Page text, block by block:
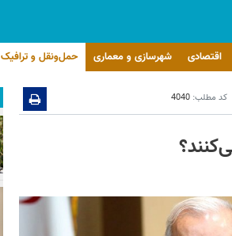
اقتصادی شهرسازی و معماری حمل‌ونقل و ترافیک
کد مطلب: 4040